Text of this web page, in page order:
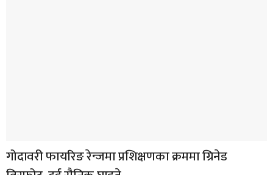
गोदावरी फायरिङ रेन्जमा प्रशिक्षणका क्रममा ग्रिनेड